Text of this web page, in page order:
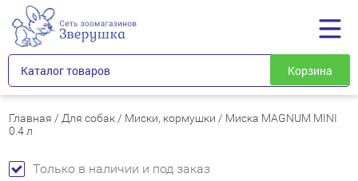
Каталог товаров Корзина
Главная / Для собак / Миски, кормушки / Миска MAGNUM MINI
0.4 л
Только в наличии и под заказ